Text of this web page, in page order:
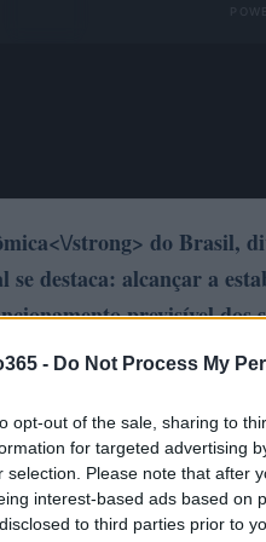
- Do Not Process My
opt-out of the sale, sharing to
for targeted advertising
selection. Please note that after
interest-based ads based on
to third parties prior to
strong> do Brasil,
destaca: alcançar a
previsível dos
o bem-estar social.
MP 1303, gerou
na saúde fiscal do